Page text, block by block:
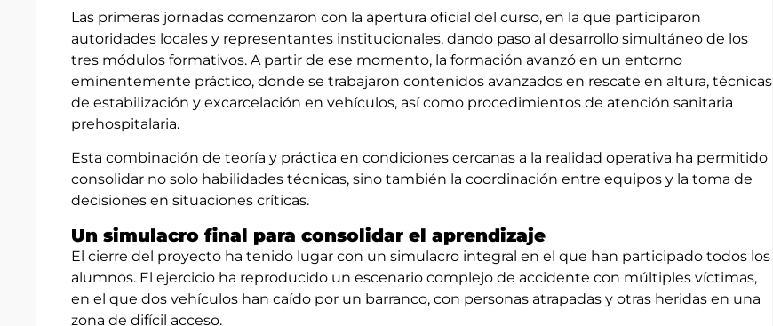
Las primeras jornadas comenzaron con la apertura oficial del curso, en la que participaron
autoridades locales y representantes institucionales, dando paso al desarrollo simultáneo de los
tres módulos formativos. A partir de ese momento, la formación avanzó en un entorno
eminentemente práctico, donde se trabajaron contenidos avanzados en rescate en altura, técnicas
de estabilización y excarcelación en vehículos, así como procedimientos de atención sanitaria
prehospitalaria.
Esta combinación de teoría y práctica en condiciones cercanas a la realidad operativa ha permitido
consolidar no solo habilidades técnicas, sino también la coordinación entre equipos y la toma de
decisiones en situaciones críticas.
Un simulacro final para consolidar el aprendizaje
El cierre del proyecto ha tenido lugar con un simulacro integral en el que han participado todos los
alumnos. El ejercicio ha reproducido un escenario complejo de accidente con múltiples víctimas,
en el que dos vehículos han caído por un barranco, con personas atrapadas y otras heridas en una
zona de difícil acceso.